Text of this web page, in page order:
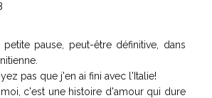
pause, peut-être définitive, dans
pas que j'en ai fini avec l'Italie!
c'est une histoire d'amour qui dure